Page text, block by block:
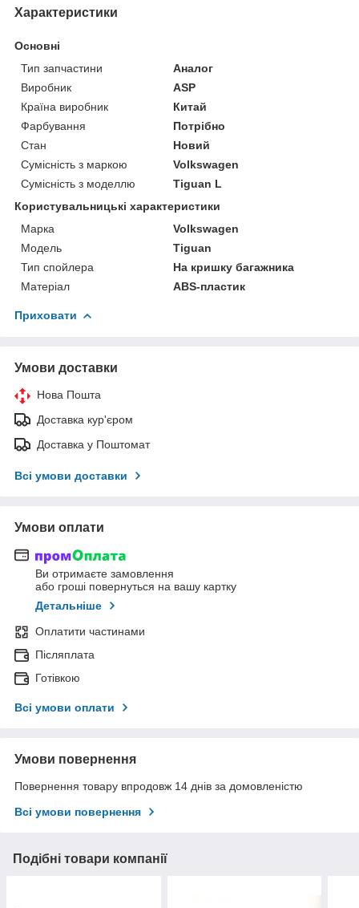
Характеристики
Основні
Тип запчастини
Аналог
Виробник
ASP
Країна виробник
Китай
Фарбування
Потрібно
Стан
Новий
Сумісність з маркою
Volkswagen
Сумісність з моделлю
Tiguan L
Користувальницькі характеристики
Марка
Volkswagen
Модель
Tiguan
Тип спойлера
На кришку багажника
Матеріал
ABS-пластик
Приховати
Умови доставки
Нова Пошта
Доставка кур'єром
Доставка у Поштомат
Всі умови доставки
Умови оплати
Ви отримаєте замовлення
або гроші повернуться на вашу картку
Детальніше
Оплатити частинами
Післяплата
Готівкою
Всі умови оплати
Умови повернення
Повернення товару впродовж 14 днів за домовленістю
Всі умови повернення
Подібні товари компанії